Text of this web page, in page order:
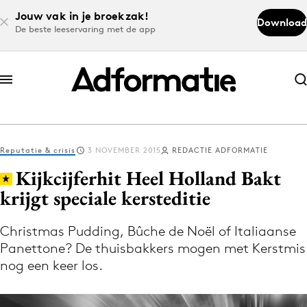
Jouw vak in je broekzak!
De beste leeservaring met de app
Download
Abonneer nu
Abonneer nu
Log in
Volg het laatste nieuws via de Adformatie
Nieuws app
Reputatie & crisis 3 NOVEMBER 2015 REDACTIE ADFORMATIE
Kijkcijferhit Heel Holland Bakt
krijgt speciale kersteditie
Christmas Pudding, Bûche de Noël of Italiaanse
Panettone? De thuisbakkers mogen met Kerstmis
nog een keer los.